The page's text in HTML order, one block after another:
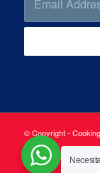
© Copyright -